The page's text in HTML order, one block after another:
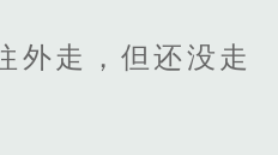
外走，但还没走